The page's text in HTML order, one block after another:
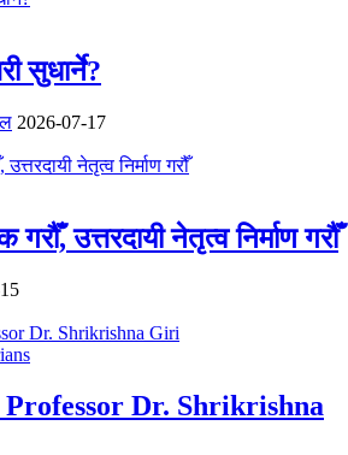
सुधार्ने?
2026-07-17
गरौँ, उत्तरदायी नेतृत्व निर्माण गरौँ
Dr. Shrikrishna